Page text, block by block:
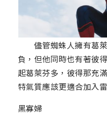
儘管蜘蛛人擁有葛萊
負，但他同時也有著彼
起葛萊芬多，彼得那充
特氣質應該更適合加入
黑寡婦